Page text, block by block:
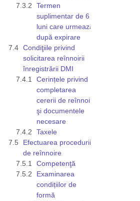
Termen
suplimentar de 6
luni care urmează
după expirare
Condiţiile privind
solicitarea reînnoirii
înregistrării DMI
Cerințele privind
completarea
cererii de reînnoire
şi documentele
necesare
Taxele
Efectuarea procedurii
de reînnoire
Competenţă
Examinarea
condițiilor de
formă